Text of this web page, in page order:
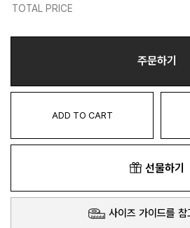
TOTAL PRICE
주문하기
ADD TO CART
선물하기
사이즈 가이드를 참